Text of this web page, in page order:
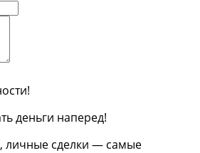
деньги наперед!
личные сделки — самые